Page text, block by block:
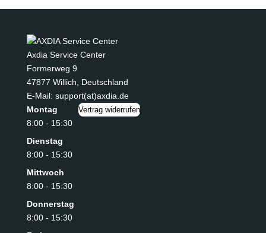
Axdia Service Center
Formerweg 9
47877 Willich, Deutschland
E-Mail: support(at)axdia.de
Montag
8:00 - 15:30
Dienstag
8:00 - 15:30
Mittwoch
8:00 - 15:30
Donnerstag
8:00 - 15:30
Vertrag widerrufen